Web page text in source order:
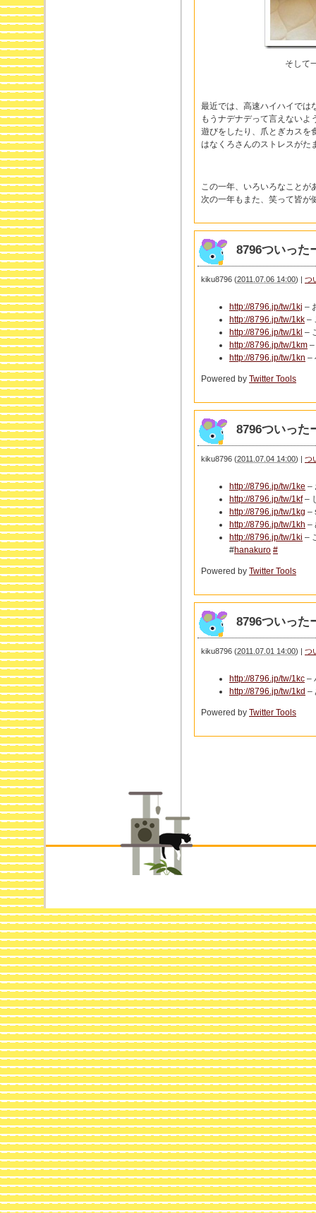
そして
最近では、高速ハイハイでは
もうナデナデって言えない
遊びをしたり、爪とぎカスを
はなくろさんのストレスが
この一年、いろいろなことが
次の一年もまた、笑って皆が
8796ついった
kiku8796 (2011.07.06 14:00) | つ
http://8796.jp/tw/1kj –
http://8796.jp/tw/1kk –
http://8796.jp/tw/1kl –
http://8796.jp/tw/1km –
http://8796.jp/tw/1kn –
Powered by Twitter Tools
8796ついった
kiku8796 (2011.07.04 14:00) | つ
http://8796.jp/tw/1ke –
http://8796.jp/tw/1kf–
http://8796.jp/tw/1kg –
http://8796.jp/tw/1kh –
http://8796.jp/tw/1ki –
#hanakuro #
Powered by Twitter Tools
8796ついった
kiku8796 (2011.07.01 14:00) | つ
http://8796.jp/tw/1kc –
http://8796.jp/tw/1kd –
Powered by Twitter Tools